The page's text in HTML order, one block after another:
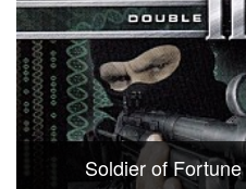
Soldier of